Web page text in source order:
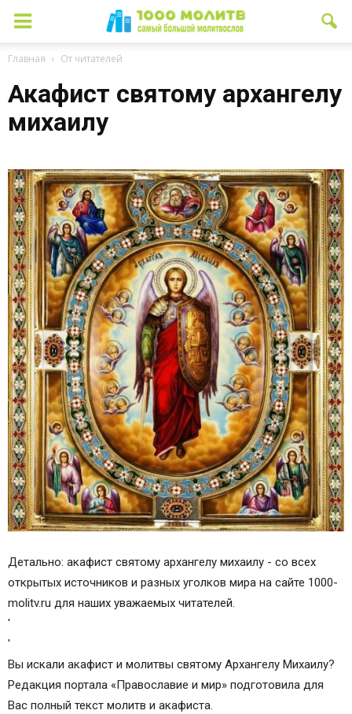
Главная От читателей
Акафист святому архангелу
михаилу
Детально: акафист святому архангелу михаилу - со всех
открытых источников и разных уголков мира на сайте 1000-
molitv.ru для наших уважаемых читателей.
'
'
Вы искали акафист и молитвы святому Архангелу Михаилу?
Редакция портала «Православие и мир» подготовила для
Вас полный текст молитв и акафиста.